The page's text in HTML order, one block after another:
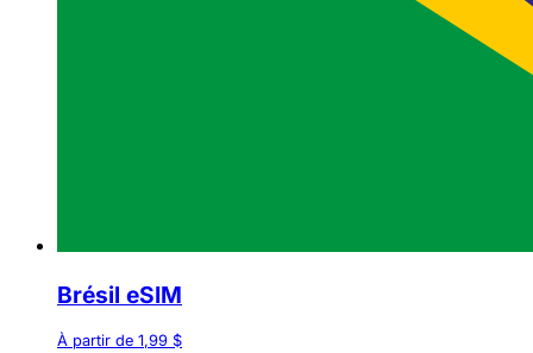
Brésil eSIM
À partir de 1,99 $